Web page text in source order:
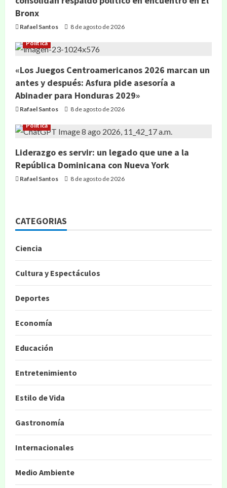
Bronx
Rafael Santos 8 de agosto de 2026
Política
«Los Juegos Centroamericanos 2026 marcan un
antes y después: Asfura pide asesoría a
Abinader para Honduras 2029»
Rafael Santos 8 de agosto de 2026
Política
Liderazgo es servir: un legado que une a la
República Dominicana con Nueva York
Rafael Santos 8 de agosto de 2026
CATEGORIAS
Ciencia
Cultura y Espectáculos
Deportes
Economía
Educación
Entretenimiento
Estilo de Vida
Gastronomía
Internacionales
Medio Ambiente